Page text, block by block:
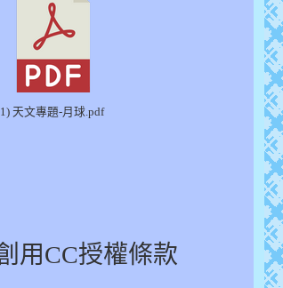
1) 天文專題-月球.pdf
用CC授權條款